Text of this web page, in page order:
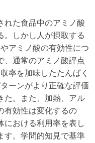
れた食品中のアミノ酸
。しかし人が摂取する
アミノ酸の有効性につ
、通常のアミノ酸評点
率を加味したたんぱく
ーンがより正確な評価
た。また、加熱、アル
有効性は変化するの
における利用率を表し
す。学問的知見で基準